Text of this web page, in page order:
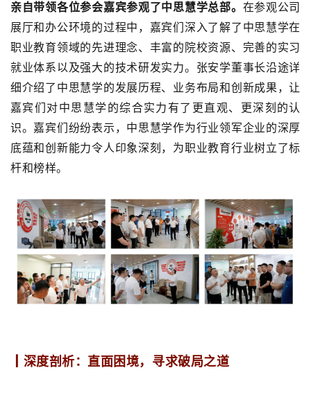
亲自带领各位参会嘉宾参观了中思慧学总部。 在参观公司
展厅和办公环境的过程中 ， 嘉宾们 深入了解了中思慧学在
职业教育领域的先进理念、丰富的院校资源、完善的实习
就业体系以及强大的技术研发实力。张安学董事长沿途详
细介绍了中思慧学的发展历程、业务布局和创新成果，让
嘉宾们对中思慧学的综合实力有了更直观、更深刻的认
识。嘉宾们纷纷表示，中思慧学作为行业领军企业的深厚
底蕴和创新能力令人印象深刻，为职业教育行业树立了标
杆和榜样。
┃深度剖析：直面困境，寻求破局之道